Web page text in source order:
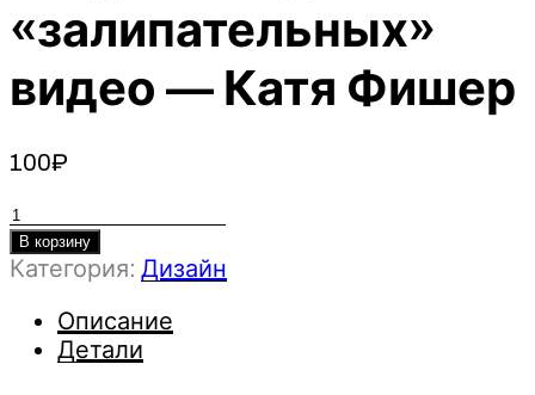
«залипательных»
видео — Катя Фишер
100₽
Количество
товара
Гайд
созданию
«залипательных»
В корзину
Категория: Дизайн
Описание
Детали